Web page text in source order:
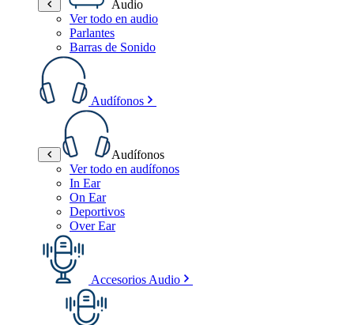
Audio
Ver todo en audio
Parlantes
Barras de Sonido
Audífonos
Audífonos
Ver todo en audífonos
In Ear
On Ear
Deportivos
Over Ear
Accesorios Audio